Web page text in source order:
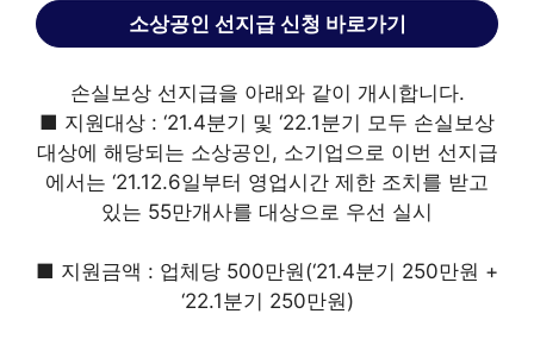
소상공인 선지급 신청 바로가기
손실보상 선지급을 아래와 같이 개시합니다.
■ 지원대상 : ‘21.4분기 및 ‘22.1분기 모두 손실보상
대상에 해당되는 소상공인, 소기업으로 이번 선지급
에서는 ‘21.12.6일부터 영업시간 제한 조치를 받고
있는 55만개사를 대상으로 우선 실시
■ 지원금액 : 업체당 500만원(‘21.4분기 250만원 +
‘22.1분기 250만원)